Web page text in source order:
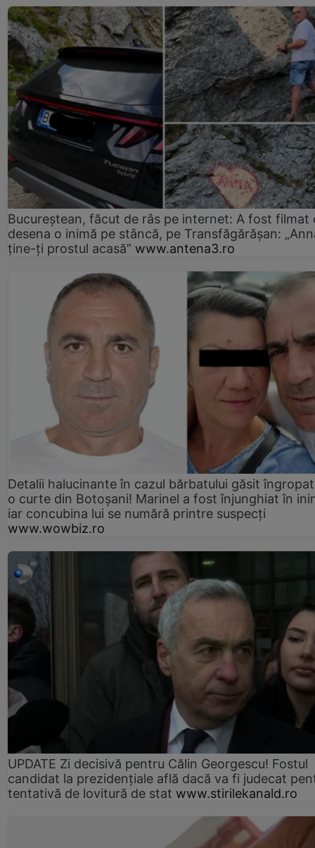
Bucureștean, făcut de râs pe internet: A fost filmat
desena o inimă pe stâncă, pe Transfăgărășan:
ține-ți prostul acasă” www.antena3.ro
Detalii halucinante în cazul bărbatului găsit
o curte din Botoșani! Marinel a fost înjunghiat în
iar concubina lui se numără printre suspecți
www.wowbiz.ro
UPDATE Zi decisivă pentru Călin Georgescu! Fostul
candidat la prezidențiale află dacă va fi judecat
tentativă de lovitură de stat www.stirilekanald.ro